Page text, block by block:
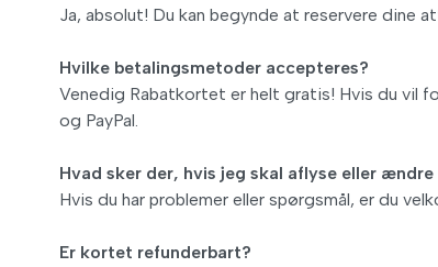
Ja, absolut! Du kan begynde at reservere dine
Hvilke betalingsmetoder accepteres?
Venedig Rabatkortet er helt gratis! Hvis du vil
og PayPal.
Hvad sker der, hvis jeg skal aflyse eller
Hvis du har problemer eller spørgsmål, er du
Er kortet refunderbart?